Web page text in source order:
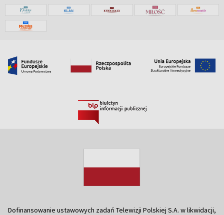
Dofinansowanie ustawowych zadań Telewizji Polskiej S.A. w likwidacji,